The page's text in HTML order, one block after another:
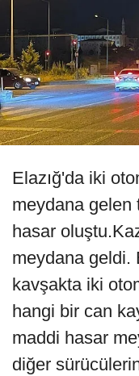
Elazığ'da iki
meydana gelen
hasar
meydana geldi.
kavşakta iki
hangi bir can
maddi hasar
diğer